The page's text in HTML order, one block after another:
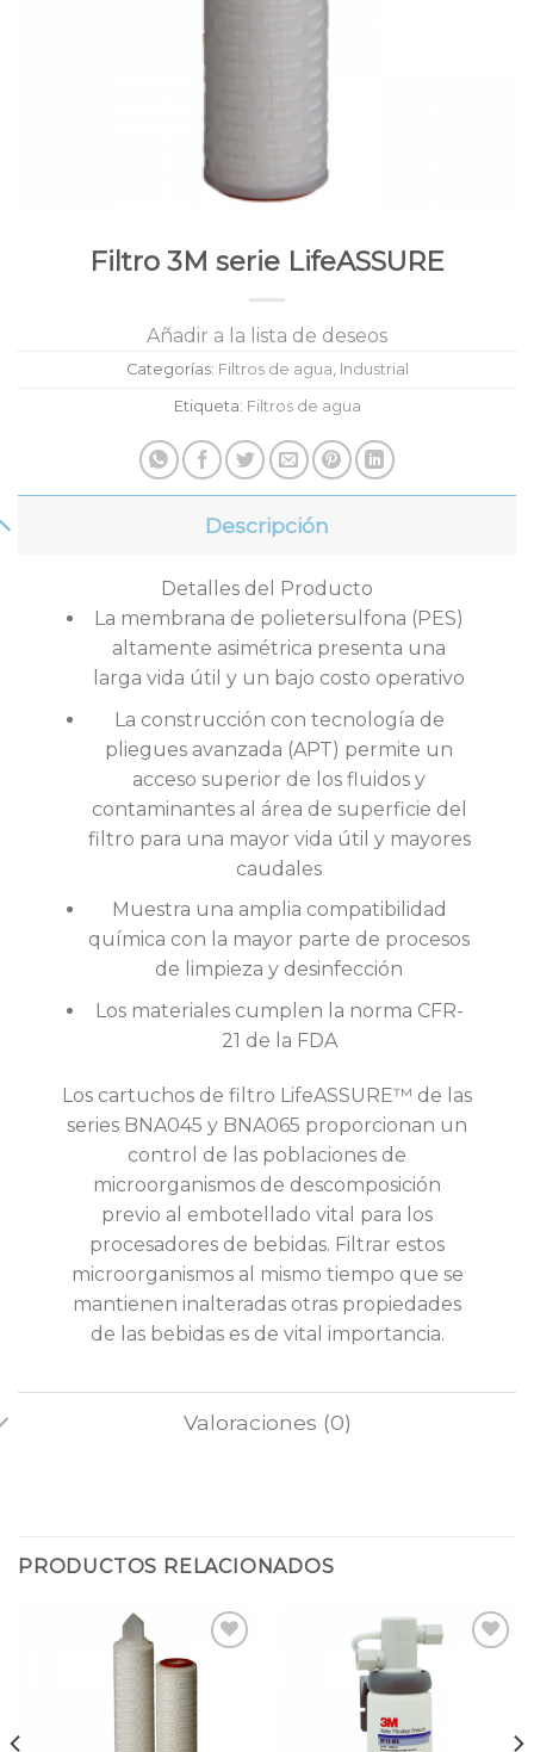
Filtro 3M serie LifeASSURE
Añadir a la lista de deseos
Categorías: Filtros de agua, Industrial
Etiqueta: Filtros de agua
Descripción
Detalles del Producto
La membrana de polietersulfona (PES)
altamente asimétrica presenta una
larga vida útil y un bajo costo operativo
La construcción con tecnología de
pliegues avanzada (APT) permite un
acceso superior de los fluidos y
contaminantes al área de superficie del
filtro para una mayor vida útil y mayores
caudales
Muestra una amplia compatibilidad
química con la mayor parte de procesos
de limpieza y desinfección
Los materiales cumplen la norma CFR-
21 de la FDA
Los cartuchos de filtro LifeASSURE™ de las
series BNA045 y BNA065 proporcionan un
control de las poblaciones de
microorganismos de descomposición
previo al embotellado vital para los
procesadores de bebidas. Filtrar estos
microorganismos al mismo tiempo que se
mantienen inalteradas otras propiedades
de las bebidas es de vital importancia.
Valoraciones (0)
PRODUCTOS RELACIONADOS